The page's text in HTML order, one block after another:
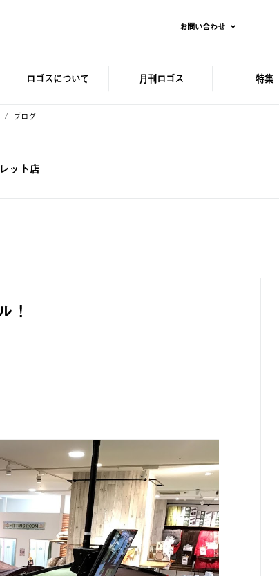
お問い合わせ
ロゴスについて 月刊ロゴス 特集
ブログ
ット店
！